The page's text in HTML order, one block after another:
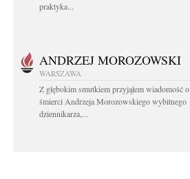
praktyka...
ANDRZEJ MOROZOWSKI
WARSZAWA
Z głębokim smutkiem przyjąłem wiadomość o
śmierci Andrzeja Morozowskiego wybitnego
dziennikarza,...